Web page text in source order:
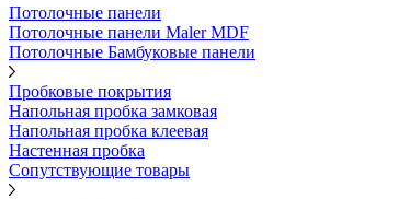
Потолочные панели
Потолочные панели Maler MDF
Потолочные Бамбуковые панели
Пробковые покрытия
Напольная пробка замковая
Напольная пробка клеевая
Настенная пробка
Сопутствующие товары